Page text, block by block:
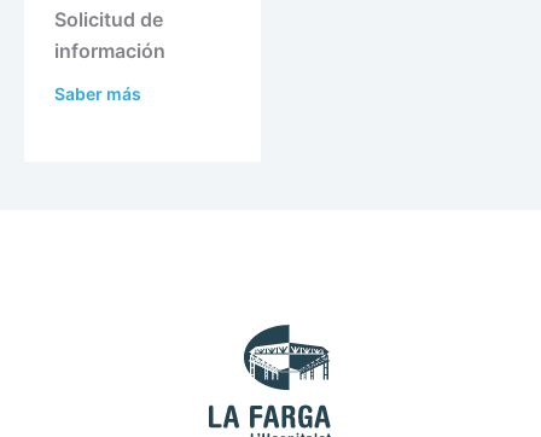
Solicitud de
información
Saber más